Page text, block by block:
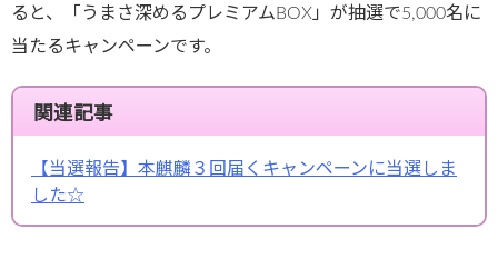
ると、「うまさ深めるプレミアムBOX」が抽選で5,000名に
当たるキャンペーンです。
関連記事
【当選報告】本麒麟３回届くキャンペーンに当選しま
した☆